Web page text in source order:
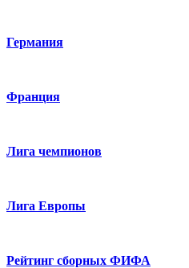
Германия
Франция
Лига чемпионов
Лига Европы
Рейтинг сборных ФИФА